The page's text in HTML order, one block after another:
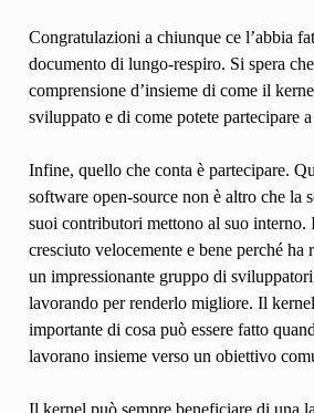
Congratulazioni a chiunque ce l’abbia
documento di lungo-respiro. Si spera
comprensione d’insieme di come il
sviluppato e di come potete partecipare
Infine, quello che conta è partecipare.
software open-source non è altro che la
suoi contributori mettono al suo
cresciuto velocemente e bene perché
un impressionante gruppo di
lavorando per renderlo migliore. Il
importante di cosa può essere fatto
lavorano insieme verso un obiettivo